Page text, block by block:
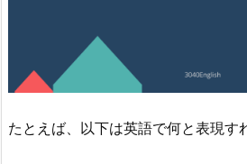
たとえば、以下は英語で何と表現す